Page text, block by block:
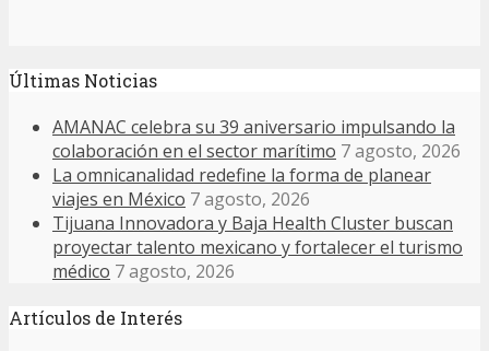
Últimas Noticias
AMANAC celebra su 39 aniversario impulsando la
colaboración en el sector marítimo 7 agosto, 2026
La omnicanalidad redefine la forma de planear
viajes en México 7 agosto, 2026
Tijuana Innovadora y Baja Health Cluster buscan
proyectar talento mexicano y fortalecer el turismo
médico 7 agosto, 2026
Artículos de Interés